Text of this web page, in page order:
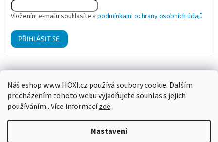
Náš eshop www.HOXI.cz používá soubory cookie. Dalším
procházením tohoto webu vyjadřujete souhlas s jejich
používáním.. Více informacízde.
Nastavení
Vložením e-mailu souhlasíte s podmínkami ochrany osobních údajů
PŘIHLÁSIT SE